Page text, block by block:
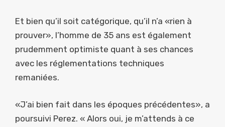
Et bien qu’il soit catégorique, qu’il n’a «rien à
prouver», l’homme de 35 ans est également
prudemment optimiste quant à ses chances
avec les réglementations techniques
remaniées.
«J’ai bien fait dans les époques précédentes», a
poursuivi Perez. « Alors oui, je m’attends à ce